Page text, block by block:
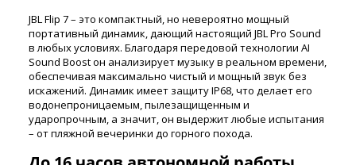
JBL Flip 7 – это компактный, но невероятно мощный
портативный динамик, дающий настоящий JBL Pro Sound
в любых условиях. Благодаря передовой технологии AI
Sound Boost он анализирует музыку в реальном времени,
обеспечивая максимально чистый и мощный звук без
искажений. Динамик имеет защиту IP68, что делает его
водонепроницаемым, пылезащищенным и
ударопрочным, а значит, он выдержит любые испытания
– от пляжной вечеринки до горного похода.